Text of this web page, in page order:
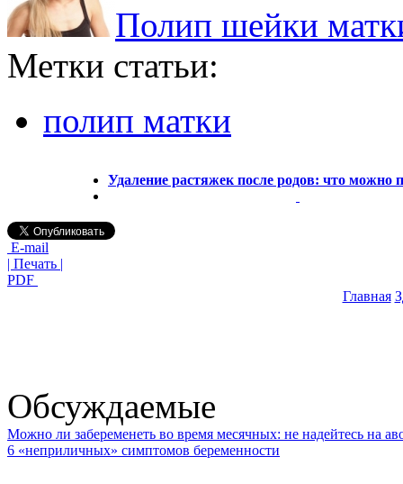
Полип шейки
Метки статьи:
полип матки
Удаление растяжек после родов: что можно
E-mail
| Печать |
PDF
Главная
Обсуждаемые
Можно ли забеременеть во время месячных: не надейтесь на
6 «неприличных» симптомов беременности